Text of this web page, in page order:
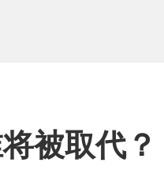
被取代？